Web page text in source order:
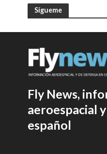
Sígueme
Fly News,
aeroespacial
español